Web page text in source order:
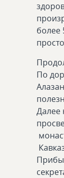
более
По
Далее